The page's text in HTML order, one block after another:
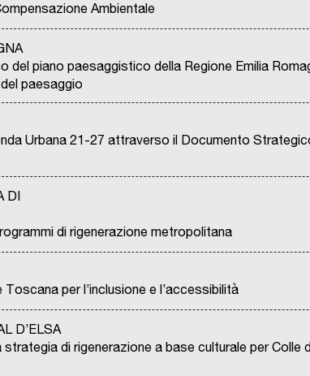
Ambientale
del piano paesaggistico della Regione Emilia
paesaggio
Urbana 21-27 attraverso il Documento
DI
di rigenerazione metropolitana
Toscana per l’inclusione e l’accessibilità
D’ELSA
di rigenerazione a base culturale per Colle